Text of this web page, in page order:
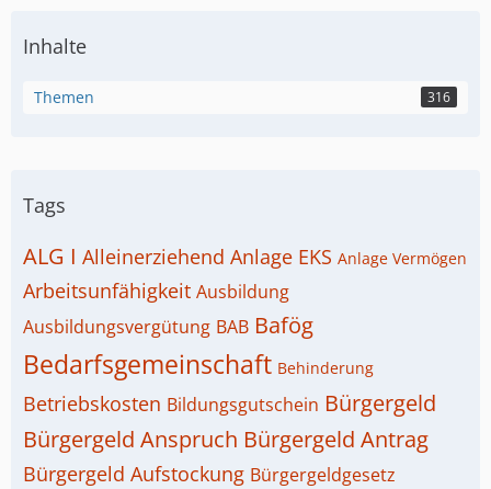
Inhalte
Themen 316
Tags
ALG I Alleinerziehend Anlage EKS Anlage Vermögen
Arbeitsunfähigkeit Ausbildung
Ausbildungsvergütung BAB Bafög
Bedarfsgemeinschaft Behinderung
Betriebskosten Bildungsgutschein Bürgergeld
Bürgergeld Anspruch Bürgergeld Antrag
Bürgergeld Aufstockung Bürgergeldgesetz